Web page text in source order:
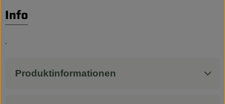
Biokorb so geht`s
Info
.
Produktinformationen